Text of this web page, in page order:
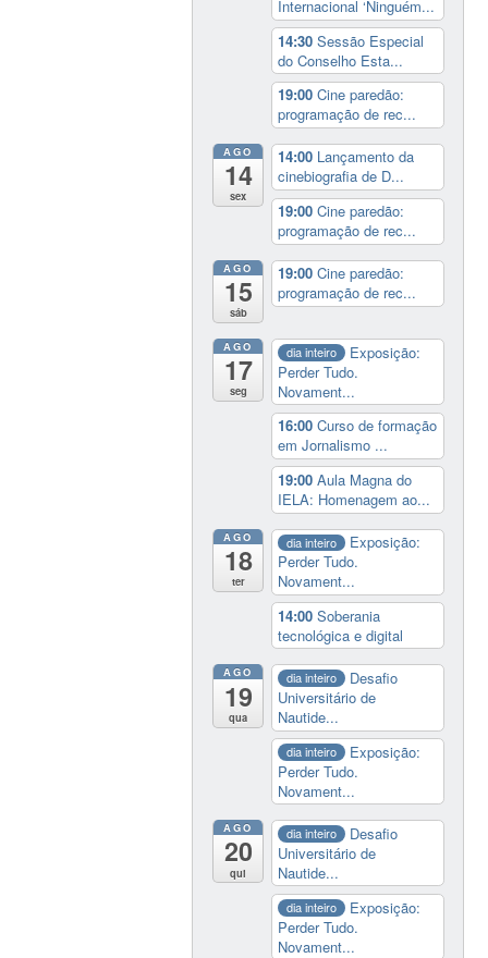
Internacional ‘Ninguém...
14:30Sessão Especial
do Conselho Esta...
19:00Cine paredão:
programação de rec...
AGO
14
sex
14:00 Lançamento da
cinebiografia de D...
19:00Cine paredão:
programação de rec...
AGO
15
sáb
19:00Cine paredão:
programação de rec...
AGO
17
seg
dia inteiro
Exposição:
Perder Tudo.
Novament...
16:00Curso de formação
em Jornalismo ...
19:00Aula Magna do
IELA: Homenagem ao...
AGO
18
ter
dia inteiro
Exposição:
Perder Tudo.
Novament...
14:00Soberania
tecnológica e digital
AGO
19
qua
dia inteiro
Desafio
Universitário de
Nautide...
dia inteiro
Exposição:
Perder Tudo.
Novament...
AGO
20
qui
dia inteiro
Desafio
Universitário de
Nautide...
dia inteiro
Exposição:
Perder Tudo.
Novament...